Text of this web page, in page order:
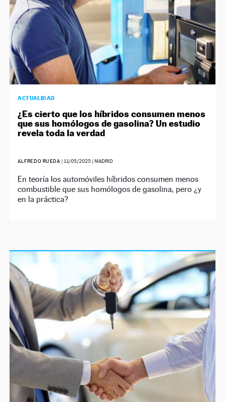
ACTUALIDAD
¿Es cierto que los híbridos consumen menos
que sus homólogos de gasolina? Un estudio
revela toda la verdad
ALFREDO RUEDA | 11/05/2025| MADRID
En teoría los automóviles híbridos consumen menos
combustible que sus homólogos de gasolina, pero ¿y
en la práctica?